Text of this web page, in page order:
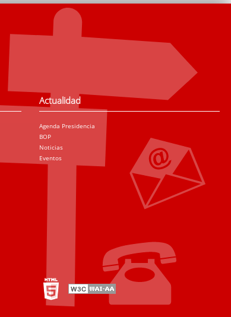
Actualidad
Agenda Presidencia
BOP
Noticias
Eventos